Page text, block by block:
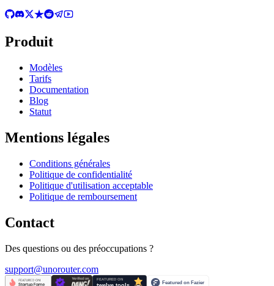
Produit
Modèles
Tarifs
Documentation
Blog
Statut
Mentions légales
Conditions générales
Politique de confidentialité
Politique d'utilisation acceptable
Politique de remboursement
Contact
Des questions ou des préoccupations ?
support@unorouter.com